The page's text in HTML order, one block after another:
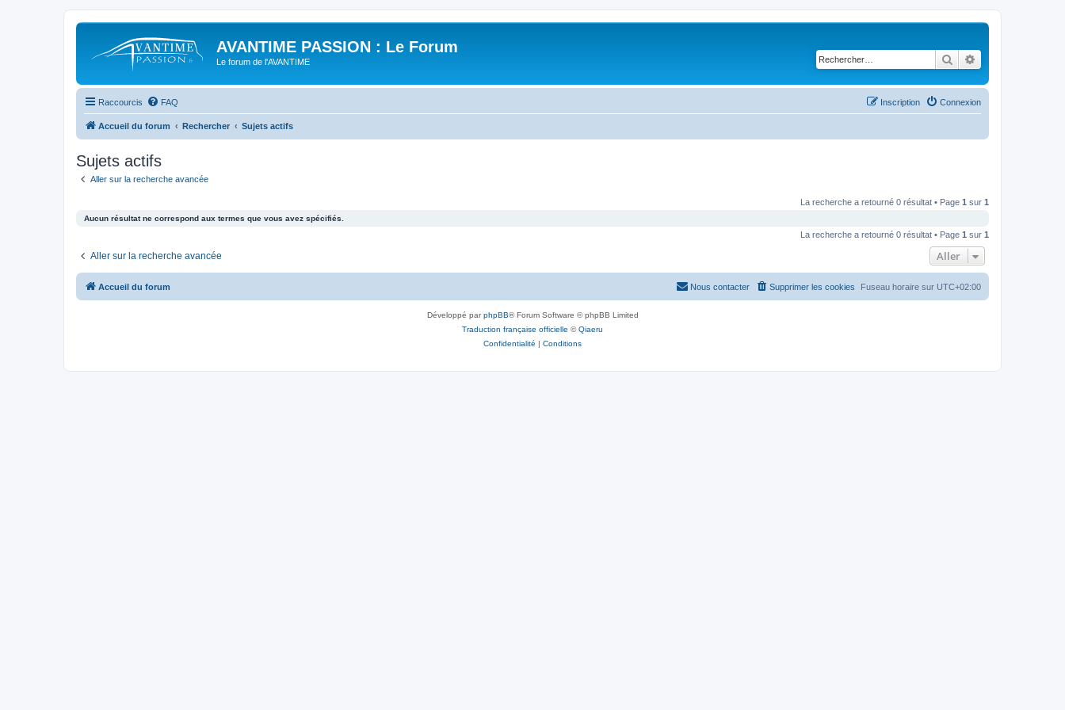
AVANTIME PASSION : Le Forum
Le forum de l'AVANTIME Rechercher
Raccourcis FAQ Connexion
Inscription
Accueil du forum Rechercher Sujets actifs
Sujets actifs
Aller sur la recherche avancée
La recherche a retourné 0 résultat • Page 1 sur 1
Aucun résultat ne correspond aux termes que vous avez spécifiés.
La recherche a retourné 0 résultat • Page 1 sur 1
Aller sur la recherche avancée Aller
Accueil du forum Fuseau horaire sur UTC+02:00
Supprimer les cookies
Nous contacter
Développé parphpBB® Forum Software © phpBB Limited
Traduction française officielle ©Qiaeru
Confidentialité | Conditions